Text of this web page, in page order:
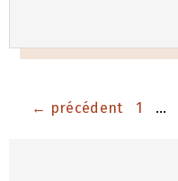
← précédent Page
1 …